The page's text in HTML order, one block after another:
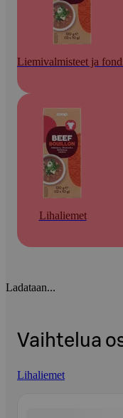
Liemivalmisteet ja
Lihaliemet
Ladataan...
Vaihtelua
Lihaliemet